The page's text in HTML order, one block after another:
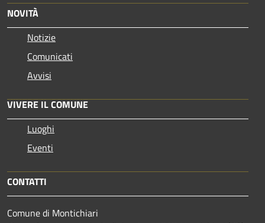
NOVITÀ
Notizie
Comunicati
Avvisi
VIVERE IL COMUNE
Luoghi
Eventi
CONTATTI
Comune di Montichiari